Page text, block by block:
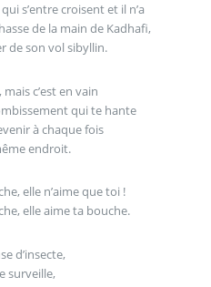
s’entre croisent et il n’a
de la main de Kadhafi,
de son vol sibyllin.
mais c’est en vain
qui te hante
à chaque fois
endroit.
elle n’aime que toi !
elle aime ta bouche.
d’insecte,
surveille,